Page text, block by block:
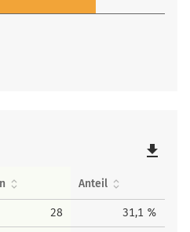
file_download
Anteil
28 31,1 %